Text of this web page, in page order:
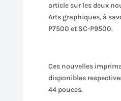
article sur les deux
Arts graphiques, à
P7500 et SC-P9500.
Ces nouvelles
disponibles
44 pouces.